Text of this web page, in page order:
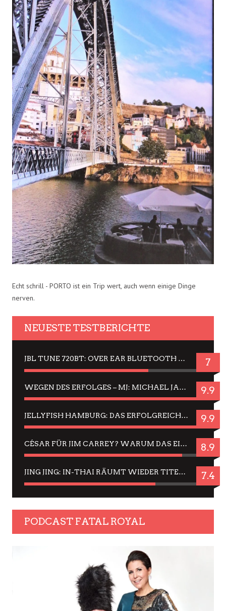
Echt schrill - PORTO ist ein Trip wert, auch wenn einige Dinge
nerven.
NEUESTE TESTBERICHTE
JBL TUNE 720BT: OVER EAR BLUETOOTH KOPFHÖRER UM DIE 50,-€ IM DAUER-TEST 7
WEGEN DES ERFOLGES – MJ: MICHAEL JACKSON MUSICAL IN EINER MATINEE SEHEN 9.9
JELLYFISH HAMBURG: DAS ERFOLGREICHE SOMMER-MENÜ 2025 IN GEFÜHLEN UND BILDERN 9.9
CÉSAR FÜR JIM CARREY? WARUM DAS EINER DER NERVIGSTEN ACTORS IST UND BLEIBT 8.9
JING JING: IN-THAI RÄUMT WIEDER TITEL AB – EIN ZWEI-STUNDEN-ERLEBNISBERICHT 7.4
PODCAST FATAL ROYAL